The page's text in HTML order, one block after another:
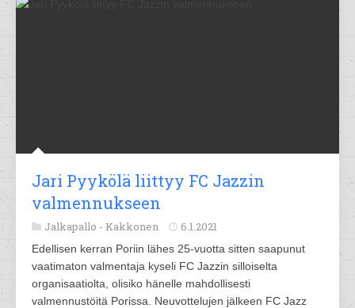
Jari Pyykölä liittyy FC Jazzin
valmennukseen
Jalkapallo - Kakkonen 6.1.2021
Edellisen kerran Poriin lähes 25-vuotta sitten saapunut
vaatimaton valmentaja kyseli FC Jazzin silloiselta
organisaatiolta, olisiko hänelle mahdollisesti
valmennustöitä Porissa. Neuvottelujen jälkeen FC Jazz